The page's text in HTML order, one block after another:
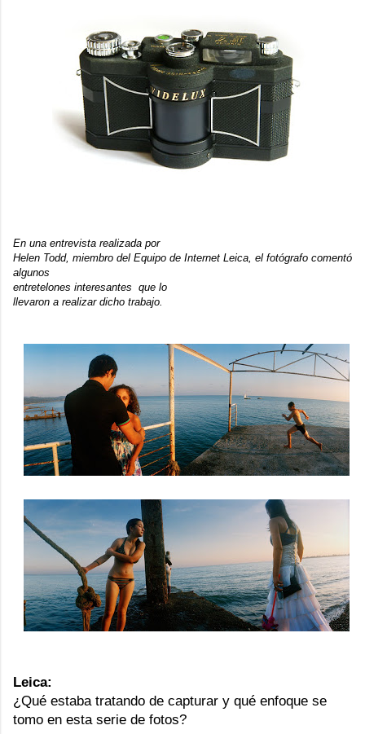
En una entrevista realizada por
Helen Todd, miembro del Equipo de Internet Leica, el fotógrafo comentó
algunos
entretelones interesantes que lo
llevaron a realizar dicho trabajo.
Leica:
¿Qué estaba tratando de capturar y qué enfoque se
tomo en esta serie de fotos?